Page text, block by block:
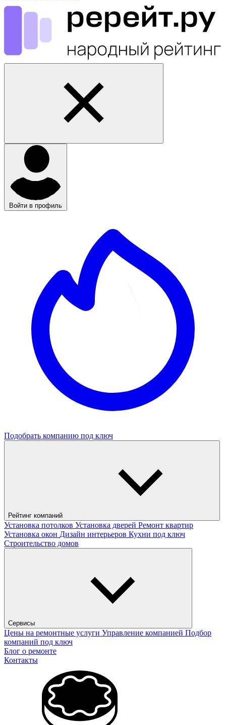
Войти в профиль
Подобрать компанию под ключ
Рейтинг компаний
Установка потолков Установка дверей Ремонт квартир
Установка окон Дизайн интерьеров Кухни под ключ
Строительство домов
Сервисы
Цены на ремонтные услуги Управление компанией Подбор
компаний под ключ
Блог о ремонте
Контакты